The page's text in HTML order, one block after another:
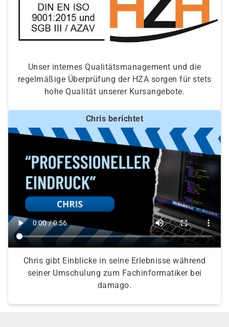
Unser internes Qualitätsmanagement und die
regelmäßige Überprüfung der HZA sorgen für stets
hohe Qualität unserer Kursangebote.
Chris berichtet
Chris gibt Einblicke in seine Erlebnisse während
seiner Umschulung zum Fachinformatiker bei
damago.